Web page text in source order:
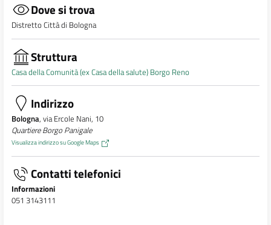
Dove si trova
Distretto Città di Bologna
Struttura
Casa della Comunità (ex Casa della salute) Borgo Reno
Indirizzo
Bologna, via Ercole Nani, 10
Quartiere Borgo Panigale
Visualizza indirizzo su Google Maps
Contatti telefonici
Informazioni
051 3143111